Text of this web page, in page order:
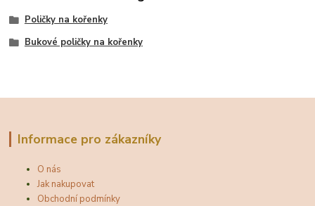
Poličky na kořenky
Bukové poličky na kořenky
Informace pro zákazníky
O nás
Jak nakupovat
Obchodní podmínky